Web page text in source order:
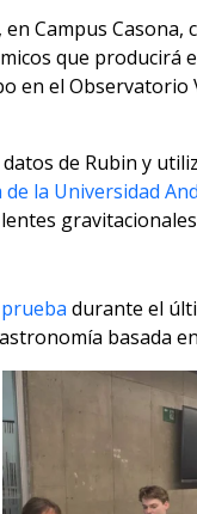
Campus Casona,
que producirá
en el Observatorio
de Rubin y
la Universidad
durante el
basada